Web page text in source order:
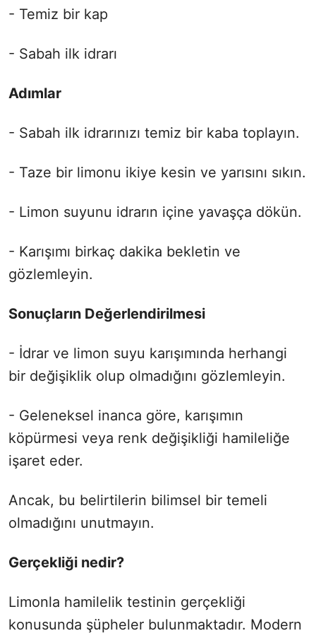
- Temiz bir kap
- Sabah ilk idrarı
Adımlar
- Sabah ilk idrarınızı temiz bir kaba toplayın.
- Taze bir limonu ikiye kesin ve yarısını sıkın.
- Limon suyunu idrarın içine yavaşça dökün.
- Karışımı birkaç dakika bekletin ve
gözlemleyin.
Sonuçların Değerlendirilmesi
- İdrar ve limon suyu karışımında herhangi
bir değişiklik olup olmadığını gözlemleyin.
- Geleneksel inanca göre, karışımın
köpürmesi veya renk değişikliği hamileliğe
işaret eder.
Ancak, bu belirtilerin bilimsel bir temeli
olmadığını unutmayın.
Gerçekliği nedir?
Limonla hamilelik testinin gerçekliği
konusunda şüpheler bulunmaktadır. Modern